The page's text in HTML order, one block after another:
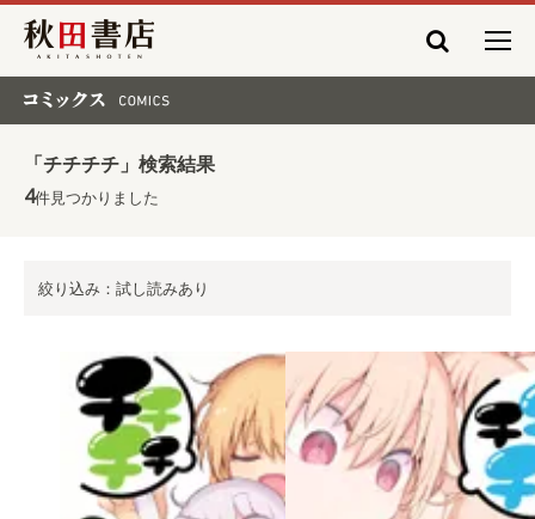
秋田書店
「チチチチ」検索結果
4件見つかりました
絞り込み：試し読みあり